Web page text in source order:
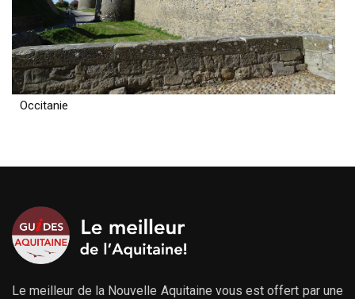
Occitanie
Le meilleur de la Nouvelle Aquitaine vous est offert par une